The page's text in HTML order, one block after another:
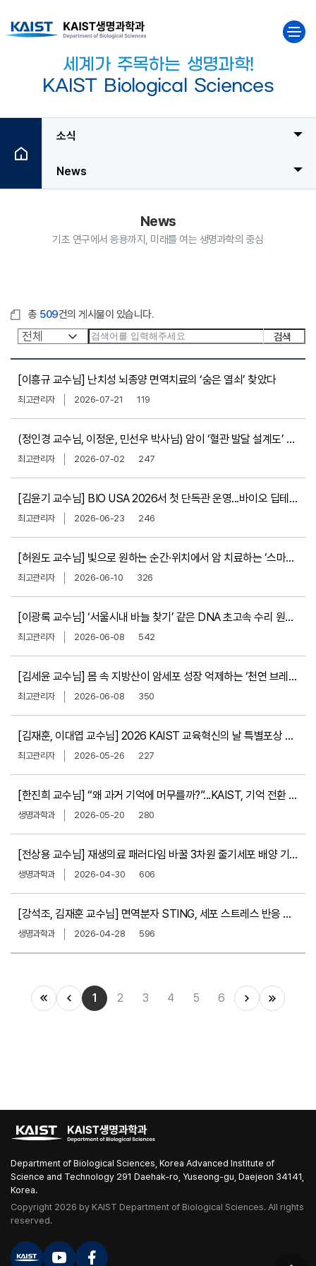
메인메뉴 바로가기
전체
세 계 가 주목하는 생명과학!
KAI ST Biologica Sciences
소식
News
News
기초 연구에서 응용까지, 미래를 여는 생명과학의 중심
총 509건의 게시물이 있습니다.
[이흥규 교수님] 난치성 뇌종양 면역치료의 ‘숨은 열쇠’ 찾았다​
최고관리자 2026-07-21 119
(정인경 교수님, 이정운, 민선우 박사님) 암이 ‘혈관 발달 설계도’ 훔쳐 쓰는 원리 첫 규명​
최고관리자 2026-07-02 247
[김윤기 교수님] BIO USA 2026서 첫 단독관 운영...바이오 딥테크 기업 선보여​
최고관리자 2026-06-23 246
[허원도 교수님] 빛으로 원하는 순간·위치에서 암 치료하는 ‘스마트 항체’ 개발​
최고관리자 2026-06-10 326
[이광록 교수님] ‘서울시내 바늘 찾기’ 같은 DNA 초고속 수리 원리 밝혔다​
최고관리자 2026-06-08 542
[김세윤 교수님] 몸 속 지방산이 암세포 성장 억제하는 ‘천연 브레이크’였다​
최고관리자 2026-06-08 350
[김재훈, 이대엽 교수님] 2026 KAIST 교육혁신의 날 특별포상 수상
최고관리자 2026-05-26 227
[한진희 교수님] “왜 과거 기억에 머무를까?”...KAIST, 기억 전환 스위치 규명​
생명과학과 2026-05-20 280
[전상용 교수님] 재생의료 패러다임 바꿀 3차원 줄기세포 배양 기술 제시
생명과학과 2026-04-30 606
[강석조, 김재훈 교수님] 면역분자 STING, 세포 스트레스 반응 조절자​
생명과학과 2026-04-28 596
1 2 3 4 5 6
Department of Biological Sciences, Korea Advanced Institute of
Science and Technology 291 Daehak-ro, Yuseong-gu, Daejeon 34141,
Korea.
Copyright 2026 by KAIST Department of Biological Sciences. All rights
reserved.
카이스트 바로가기
유튜브 바로가기페이스북 바로가기